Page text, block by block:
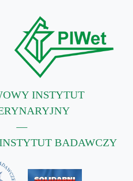
INSTYTUT
—
BADAWCZY